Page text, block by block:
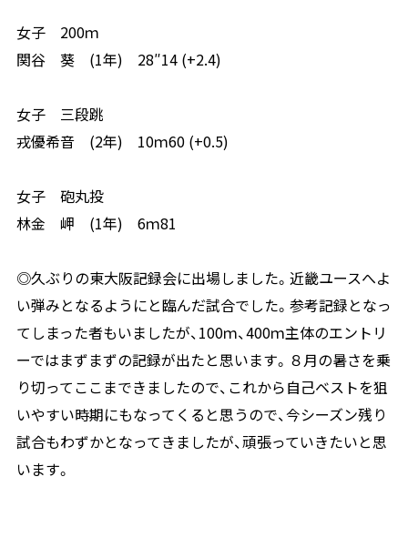
女子 200ｍ
関谷 葵 (1年) 28″14 (+2.4)
女子 三段跳
戎優希音 (2年) 10ｍ60 (+0.5)
女子 砲丸投
林金 岬 (1年) 6ｍ81
◎久ぶりの東大阪記録会に出場しました。近畿ユースへよ
い弾みとなるようにと臨んだ試合でした。参考記録となっ
てしまった者もいましたが、100ｍ、400ｍ主体のエントリ
ーではまずまずの記録が出たと思います。８月の暑さを乗
り切ってここまできましたので、これから自己ベストを狙
いやすい時期にもなってくると思うので、今シーズン残り
試合もわずかとなってきましたが、頑張っていきたいと思
います。